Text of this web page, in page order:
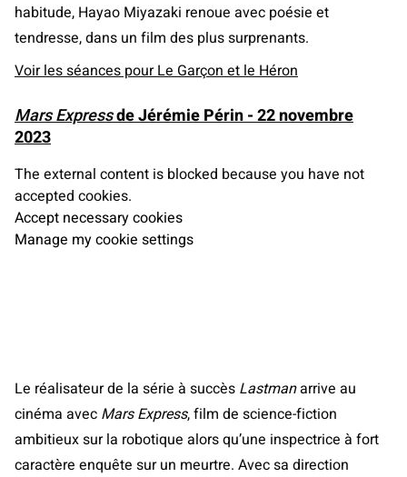
habitude, Hayao Miyazaki renoue avec poésie et
tendresse, dans un film des plus surprenants.
Voir les séances pour Le Garçon et le Héron
Mars Expressde Jérémie Périn - 22 novembre
2023
The external content is blocked because you have not
accepted cookies.
Accept necessary cookies
Manage my cookie settings
Le réalisateur de la série à succès Lastmanarrive au
cinéma avec Mars Express, film de science-fiction
ambitieux sur la robotique alors qu’une inspectrice à fort
caractère enquête sur un meurtre. Avec sa direction